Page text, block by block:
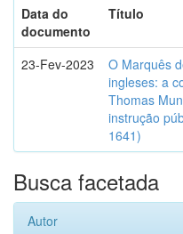
Data do
documento
Título
23-Fev-2023
O Marquês
ingleses: a
Thomas
instrução
1641)
Busca facetada
Autor